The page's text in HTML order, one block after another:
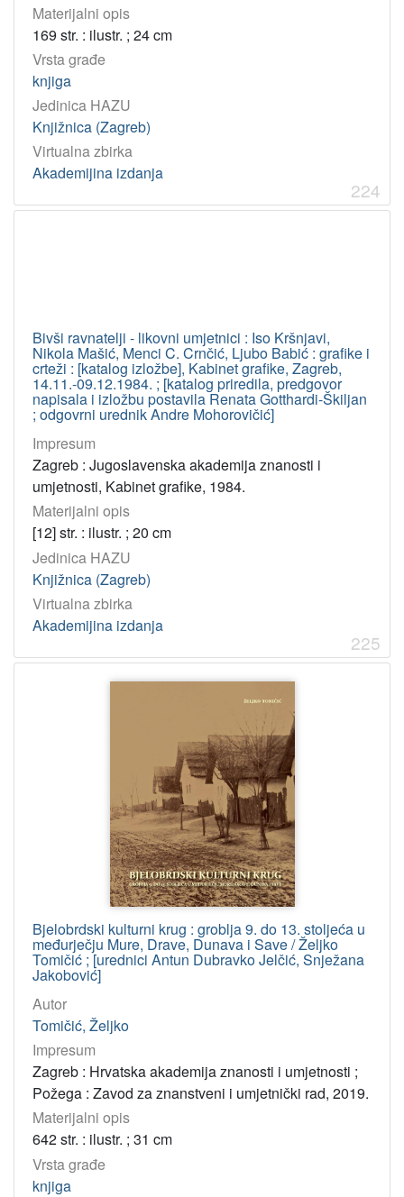
Materijalni opis
169 str. : ilustr. ; 24 cm
Vrsta građe
knjiga
Jedinica HAZU
Knjižnica (Zagreb)
Virtualna zbirka
Akademijina izdanja
224
Bivši ravnatelji - likovni umjetnici : Iso Kršnjavi,
Nikola Mašić, Menci C. Crnčić, Ljubo Babić : grafike i
crteži : [katalog izložbe], Kabinet grafike, Zagreb,
14.11.-09.12.1984. ; [katalog priredila, predgovor
napisala i izložbu postavila Renata Gotthardi-Škiljan
; odgovrni urednik Andre Mohorovičić]
Impresum
Zagreb : Jugoslavenska akademija znanosti i
umjetnosti, Kabinet grafike, 1984.
Materijalni opis
[12] str. : ilustr. ; 20 cm
Jedinica HAZU
Knjižnica (Zagreb)
Virtualna zbirka
Akademijina izdanja
225
Bjelobrdski kulturni krug : groblja 9. do 13. stoljeća u
međurječju Mure, Drave, Dunava i Save / Željko
Tomičić ; [urednici Antun Dubravko Jelčić, Snježana
Jakobović]
Autor
Tomičić, Željko
Impresum
Zagreb : Hrvatska akademija znanosti i umjetnosti ;
Požega : Zavod za znanstveni i umjetnički rad, 2019.
Materijalni opis
642 str. : ilustr. ; 31 cm
Vrsta građe
knjiga